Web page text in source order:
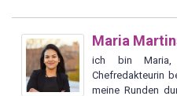
Maria
ich bin
Chefredakteurin
meine Runden